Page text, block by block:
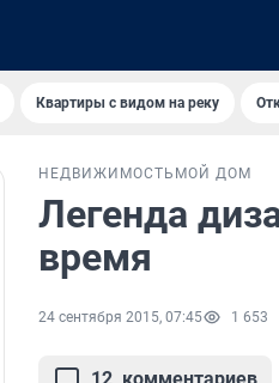
Квартиры с видом на реку
НЕДВИЖИМОСТЬ МОЙ ДОМ
Легенда
время
24 сентября 2015, 07:45 1 653